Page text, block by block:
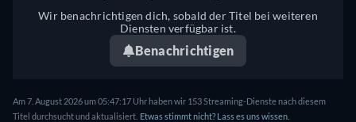
Wir benachrichtigen dich, sobald der Titel bei weiteren
Diensten verfügbar ist.
Benachrichtigen
Am 7. August 2026 um 05:47:17 Uhr haben wir 153 Streaming-Dienste nach diesem
Titel durchsucht und aktualisiert. Etwas stimmt nicht? Lass es uns wissen.